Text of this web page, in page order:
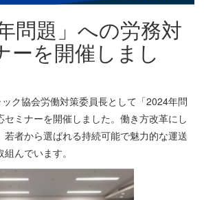
問題」への労務対
ーを開催しまし
ク協会労働対策委員長として「2024年問
セミナーを開催しました。働き方改革にし
若者から選ばれる持続可能で魅力的な運送
んでいます。